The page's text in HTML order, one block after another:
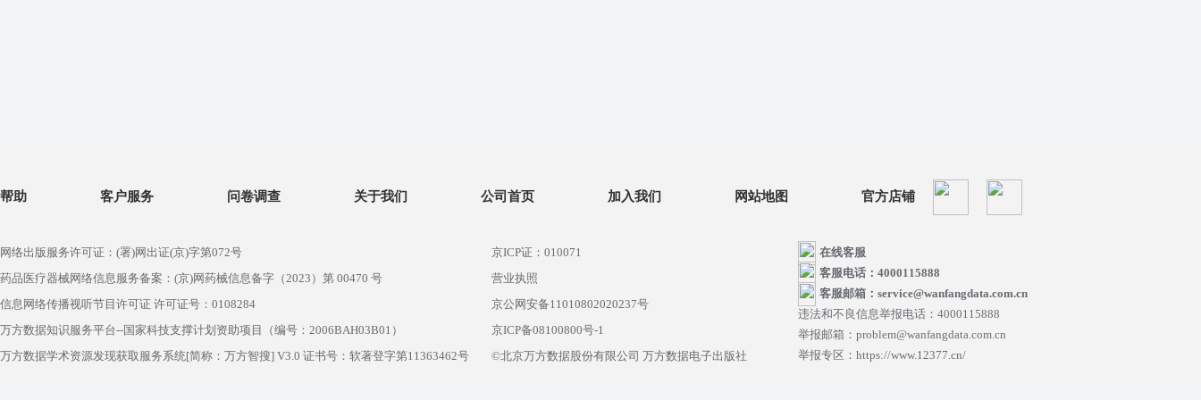
帮助 客户服务 问卷调查 关于我们 公司首页 加入我们 网站地图 官方店铺
网络出版服务许可证：(署)网出证(京)字第072号
药品医疗器械网络信息服务备案：(京)网药械信息备字（2023）第 00470 号
信息网络传播视听节目许可证 许可证号：0108284
万方数据知识服务平台--国家科技支撑计划资助项目（编号：2006BAH03B01）
万方数据学术资源发现获取服务系统[简称：万方智搜] V3.0 证书号：软著登字第11363462号
京ICP证：010071
营业执照
京公网安备11010802020237号
京ICP备08100800号-1
©北京万方数据股份有限公司 万方数据电子出版社
在线客服
客服电话：4000115888
客服邮箱：service@wanfangdata.com.cn
违法和不良信息举报电话：4000115888
举报邮箱：problem@wanfangdata.com.cn
举报专区：https://www.12377.cn/